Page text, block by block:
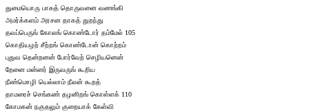
துமையொரு பாகத் தொருவனை வணங்கி
அமர்க்களம் அரசன தாகத் துறந்து
தவப்பெருங் கோலங் கொண்டோர் தம்மேல் 105
கொதியழற் சீற்றங் கொண்டோன் கொற்றம்
புதுவ தென்றனன் போர்வேற் செழியனென்
றேனை மன்னர் இருவருங் கூறிய
நீண்மொழி யெல்லாம் நீலன் கூறத்
தாமரைச் செங்கண் தழனிறங் கொள்ளக் 110
கோமகன் நகுதலும் குறையாக் கேள்வி